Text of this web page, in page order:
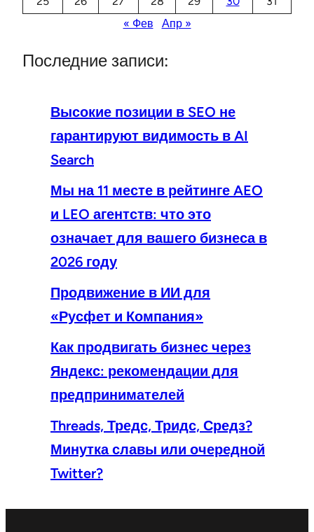
« Фев
Апр »
Последние записи:
Высокие позиции в SEO не
гарантируют видимость в AI
Search
Мы на 11 месте в рейтинге AEO
и LEO агентств: что это
означает для вашего бизнеса в
2026 году
Продвижение в ИИ для
«Русфет и Компания»
Как продвигать бизнес через
Яндекс: рекомендации для
предпринимателей
Threads, Тредс, Тридс, Средз?
Минутка славы или очередной
Twitter?